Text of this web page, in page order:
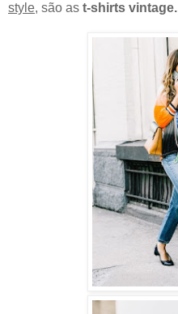
style, são as t-shirts vintage.